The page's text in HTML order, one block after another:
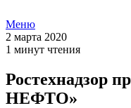
Меню
2 марта 2020
1 минут чтения
Ростехнадзор
НЕФТО»